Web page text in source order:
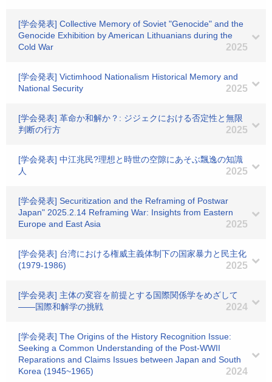
[学会発表] Collective Memory of Soviet "Genocide" and the
Genocide Exhibition by American Lithuanians during the
Cold War
2025
[学会発表] Victimhood Nationalism Historical Memory and
National Security
2025
[学会発表] 革命か和解か？: ジジェクにおける否定性と無限
判断の行方
2025
[学会発表] 中江兆民?理想と時世の空隙にあそぶ飄逸の知識
人
2025
[学会発表] Securitization and the Reframing of Postwar
Japan" 2025.2.14 Reframing War: Insights from Eastern
Europe and East Asia
2025
[学会発表] 台湾における権威主義体制下の国家暴力と民主化
(1979-1986)
2025
[学会発表] 主体の変容を前提とする国際関係学をめざして
――国際和解学の挑戦
2024
[学会発表] The Origins of the History Recognition Issue:
Seeking a Common Understanding of the Post-WWII
Reparations and Claims Issues between Japan and South
Korea (1945~1965)
2024